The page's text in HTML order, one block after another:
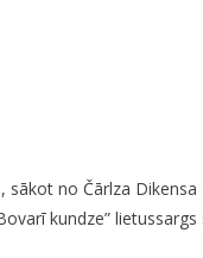
no Čārlza
kundze”